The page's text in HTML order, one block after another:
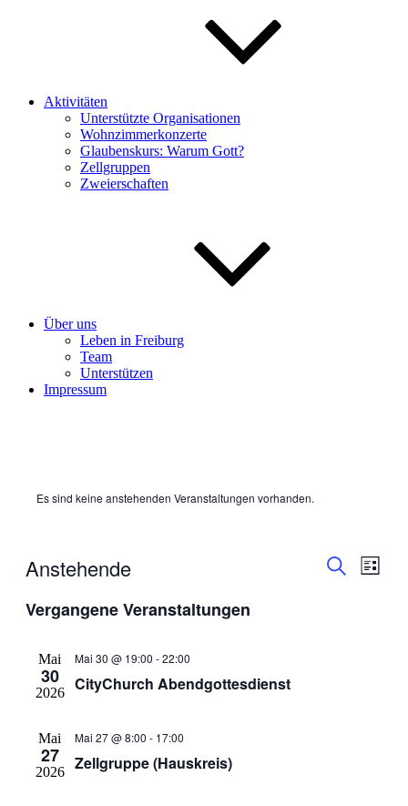
Aktivitäten
Unterstützte Organisationen
Wohnzimmerkonzerte
Glaubenskurs: Warum Gott?
Zellgruppen
Zweierschaften
Über uns
Leben in Freiburg
Team
Unterstützen
Impressum
Es sind keine anstehenden Veranstaltungen vorhanden.
Liste
Anstehende
wählen.
Vergangene Veranstaltungen
Mai
30
2026
Mai 30 @ 19:00 -22:00
CityChurch Abendgottesdienst
Mai
27
2026
Mai 27 @ 8:00 - 17:00
Zellgruppe (Hauskreis)